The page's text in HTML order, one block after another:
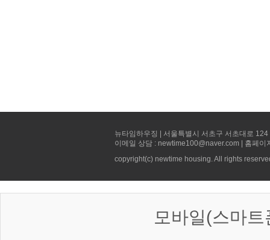
뉴타임하우징 | 서울특별시 서초구 서초대로
이메일 상담 : newtime100@naver.com | 홈페
copyright(c) newtime housing. All rights
모바일(스마